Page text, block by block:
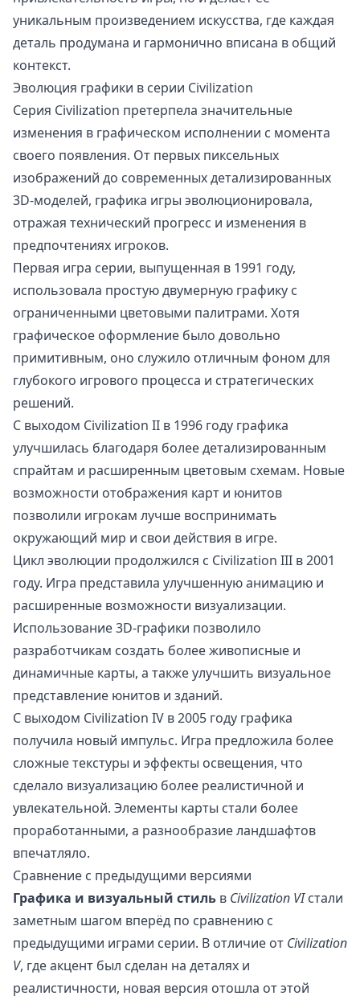
уникальным произведением искусства, где каждая
деталь продумана и гармонично вписана в общий
контекст.
Эволюция графики в серии Civilization
Серия Civilization претерпела значительные
изменения в графическом исполнении с момента
своего появления. От первых пиксельных
изображений до современных детализированных
3D-моделей, графика игры эволюционировала,
отражая технический прогресс и изменения в
предпочтениях игроков.
Первая игра серии, выпущенная в 1991 году,
использовала простую двумерную графику с
ограниченными цветовыми палитрами. Хотя
графическое оформление было довольно
примитивным, оно служило отличным фоном для
глубокого игрового процесса и стратегических
решений.
С выходом Civilization II в 1996 году графика
улучшилась благодаря более детализированным
спрайтам и расширенным цветовым схемам. Новые
возможности отображения карт и юнитов
позволили игрокам лучше воспринимать
окружающий мир и свои действия в игре.
Цикл эволюции продолжился с Civilization III в 2001
году. Игра представила улучшенную анимацию и
расширенные возможности визуализации.
Использование 3D-графики позволило
разработчикам создать более живописные и
динамичные карты, а также улучшить визуальное
представление юнитов и зданий.
С выходом Civilization IV в 2005 году графика
получила новый импульс. Игра предложила более
сложные текстуры и эффекты освещения, что
сделало визуализацию более реалистичной и
увлекательной. Элементы карты стали более
проработанными, а разнообразие ландшафтов
впечатляло.
Сравнение с предыдущими версиями
Графика и визуальный стиль в Civilization VIстали
заметным шагом вперёд по сравнению с
предыдущими играми серии. В отличие от Civilization
V, где акцент был сделан на деталях и
реалистичности, новая версия отошла от этой